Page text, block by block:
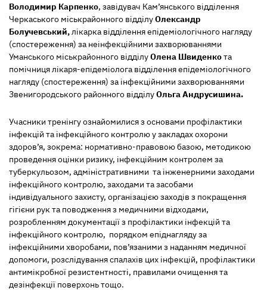
Володимир Карпенко, завідувач Кам’янського відділення
Черкаського міськрайонного відділуОлександр
Болучевський,лікарка відділення епідеміологічного нагляду
(спостереження) за неінфекційними захворюваннями
Уманського міськрайонного відділуОлена Швиденкота
помічниця лікаря-епідеміолога відділення епідеміологічного
нагляду (спостереження) за інфекційними захворюваннями
Звенигородського районного відділуОльга Андрусишина.
Учасники тренінгу ознайомилися з основами профілактики
інфекцій та інфекційного контролю у закладах охорони
здоров’я, зокрема: нормативно-правовою базою, методикою
проведення оцінки ризику, інфекційним контролем за
туберкульозом, адміністративними та інженерними заходами
інфекційного контролю, заходами та засобами
індивідуального захисту, організацією заходів з покращення
гігієни рук та поводження з медичними відходами,
розробленням документації з профілактики інфекцій та
інфекційного контролю, порядком епіднагляду за
інфекційними хворобами, пов’язаними з наданням медичної
допомоги, розслідування спалахів цих інфекцій, профілактики
антимікробної резистентності, правилами очищення та
дезінфекції поверхонь тощо.